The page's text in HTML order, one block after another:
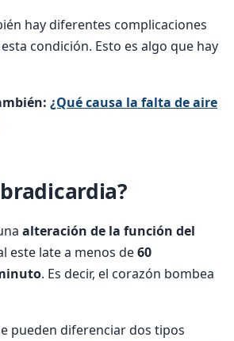
hay diferentes complicaciones
condición. Esto es algo que hay
¿Qué causa la falta de aire
alteración de la función del
este late a menos de60
. Es decir, el corazón bombea
pueden diferenciar dos tipos